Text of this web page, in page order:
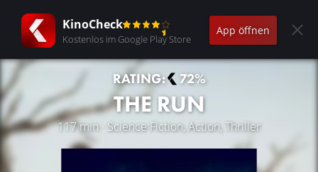
KinoCheck
Kostenlos im Google Play Store
App öffnen
RATING: 72%
THE RUN
117 min · Science Fiction, Action, Thriller